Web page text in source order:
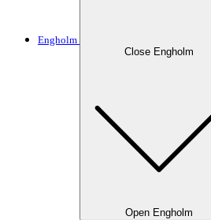
Engholm
Close Engholm
Open Engholm